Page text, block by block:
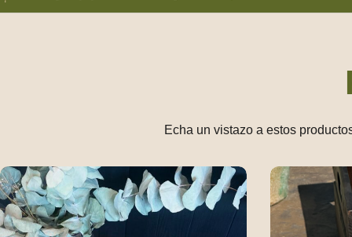
Echa un vistazo a estos